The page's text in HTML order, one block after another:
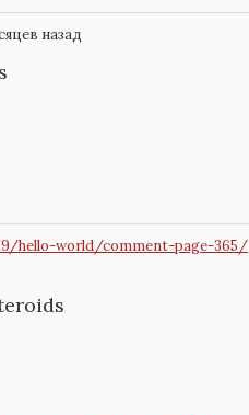
назад
hello-world/comment-page-365/